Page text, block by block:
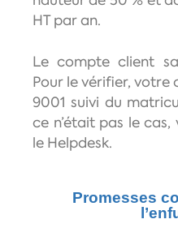
HT par an.
Le compte client
Pour le vérifier,
9001 suivi du
ce n’était pas le
le Helpdesk.
Promesses